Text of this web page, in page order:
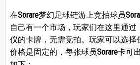
在Sorare梦幻足球链游上竞拍球员
自己有一个市场，玩家们在这里通
仪的卡牌，无需竞拍。玩家可以选择
价格是固定的，每张球员Sorare卡可